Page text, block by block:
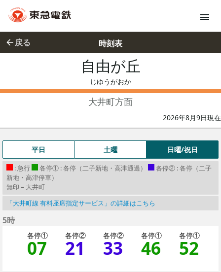
戻る 時刻表
自由が丘
じゆうがおか
大井町方面
2026年8月9日現在
平日 土曜 日曜/祝日
: 急行 各停① : 各停（二子新地・高津通過）
各停② : 各停（二子
新地・高津停車）
無印 = 大井町
「大井町線 有料座席指定サービス」の詳細はこちら
5時
各停①
07 7分はつ 各停（二子
各停②
21 21分はつ 各停
各停②
33 33分はつ
各停①
46 46分
各停①
52